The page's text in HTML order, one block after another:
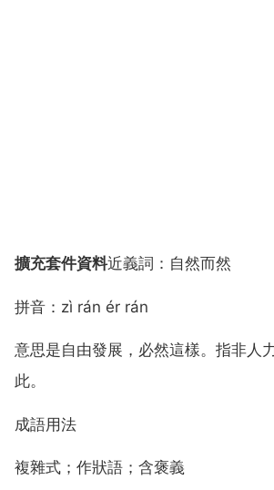
擴充套件資料近義詞：自然而然
拼音：zì rán ér rán
意思是自由發展，必然這樣。指非人
此。
成語用法
複雜式；作狀語；含褒義